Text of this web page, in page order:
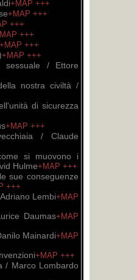
+MAP +++
+MAP +++
+++
+++
+MAP +++
+MAP +++
sessuale / Ettore
nostra civiltà /
di sicurezza
+MAP +++
/ Claude
si muovono i
Hulme+MAP +++
sue conseguenze
+++
Lembi+MAP
Daumas+MAP
Mainardi+MAP
+MAP +++
/ Marco Lombardo